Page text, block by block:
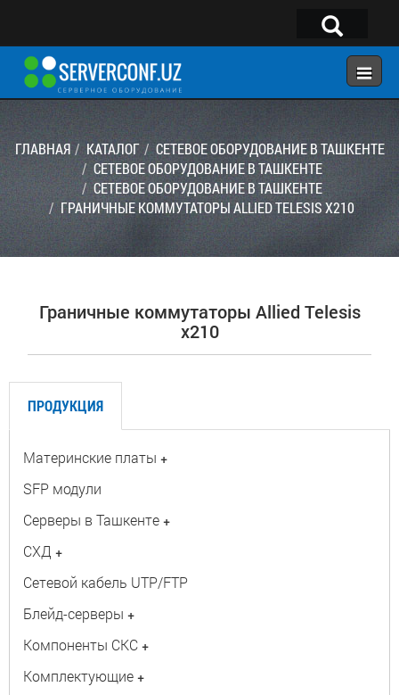
×
ГЛАВНАЯ
КОНФИГУРАТОР
КАТАЛОГ
УСЛУГИ
КОНТАКТЫ
Telegram:@serverconf_uz
Тел: (90) 932-18-00
ГЛАВНАЯ КАТАЛОГ
СЕТЕВОЕ ОБОРУДОВАНИЕ В ТАШКЕНТЕ
СЕТЕВОЕ ОБОРУДОВАНИЕ В ТАШКЕНТЕ
СЕТЕВОЕ ОБОРУДОВАНИЕ В ТАШКЕНТЕ
ГРАНИЧНЫЕ КОММУТАТОРЫ ALLIED TELESIS X210
Граничные коммутаторы Allied Telesis
x210
ПРОДУКЦИЯ
Материнские платы +
SFP модули
Серверы в Ташкенте +
СХД +
Сетевой кабель UTP/FTP
Блейд-серверы +
Компоненты СКС +
Комплектующие +